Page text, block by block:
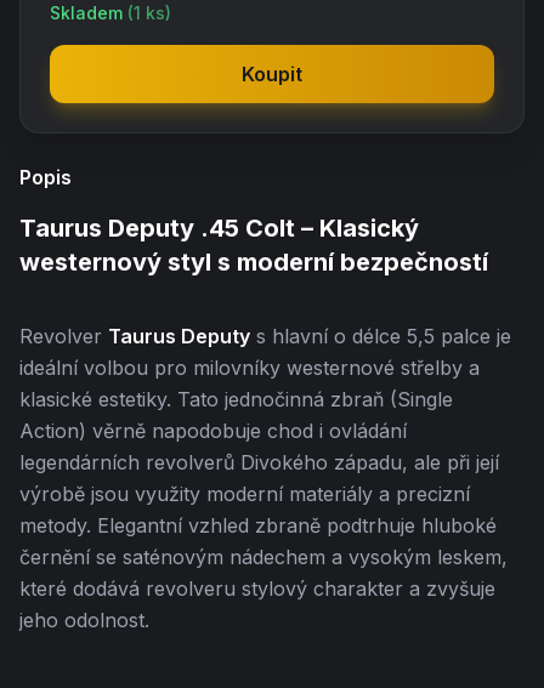
Skladem (1 ks)
Koupit
Popis
Taurus Deputy .45 Colt – Klasický
westernový styl s moderní bezpečností
Revolver Taurus Deputy s hlavní o délce 5,5 palce je
ideální volbou pro milovníky westernové střelby a
klasické estetiky. Tato jednočinná zbraň (Single
Action) věrně napodobuje chod i ovládání
legendárních revolverů Divokého západu, ale při její
výrobě jsou využity moderní materiály a precizní
metody. Elegantní vzhled zbraně podtrhuje hluboké
černění se saténovým nádechem a vysokým leskem,
které dodává revolveru stylový charakter a zvyšuje
jeho odolnost.